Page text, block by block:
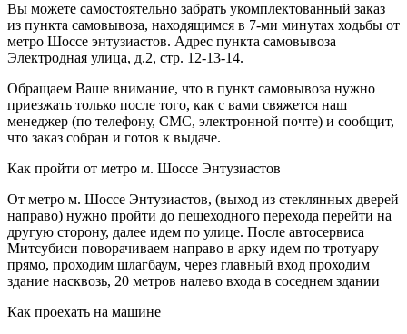
Вы можете самостоятельно забрать укомплектованный заказ
из пункта самовывоза, находящимся в 7-ми минутах ходьбы от
метро Шоссе энтузиастов. Адрес пункта самовывоза
Электродная улица, д.2, стр. 12-13-14.
Обращаем Ваше внимание, что в пункт самовывоза нужно
приезжать только после того, как с вами свяжется наш
менеджер (по телефону, СМС, электронной почте) и сообщит,
что заказ собран и готов к выдаче.
Как пройти от метро м. Шоссе Энтузиастов
От метро м. Шоссе Энтузиастов, (выход из стеклянных дверей
направо) нужно пройти до пешеходного перехода перейти на
другую сторону, далее идем по улице. После автосервиса
Митсубиси поворачиваем направо в арку идем по тротуару
прямо, проходим шлагбаум, через главный вход проходим
здание насквозь, 20 метров налево входа в соседнем здании
Как проехать на машине